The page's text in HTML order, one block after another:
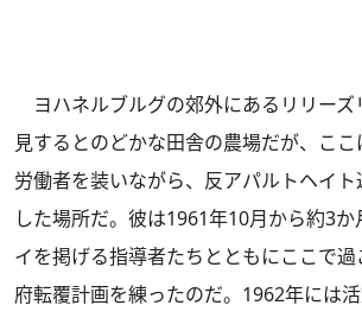
ヨハネルブルグの郊外にあるリリーズ
見するとのどかな田舎の農場だが、こ
労働者を装いながら、反アパルトヘイ
した場所だ。彼は1961年10月から約3
イを掲げる指導者たちとともにここで
府転覆計画を練ったのだ。1962年には